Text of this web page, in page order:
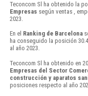
Teconcom Sl ha obtenido la
Empresas según ventas ,
2023.
En el Ranking de Barcelona
ha conseguido la posición
al año 2023.
Teconcom Sl ha obtenido en
Empresas del Sector
construcción y aparatos
posiciones respecto al año